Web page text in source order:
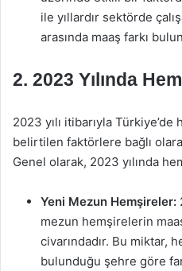
ile yıllardır sektörde
arasında maaş farkı
2. 2023 Yılında
2023 yılı itibarıyla Türkiye’de
belirtilen faktörlere bağlı
Genel olarak, 2023 yılında
Yeni Mezun Hemşireler:
mezun hemşirelerin
civarındadır. Bu miktar,
bulunduğu şehre göre